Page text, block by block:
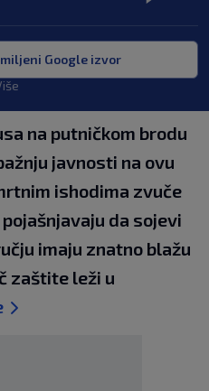
Google izvor
na putničkom brodu
javnosti na ovu
ishodima zvuče
da sojevi
imaju znatno blažu
zaštite leži u